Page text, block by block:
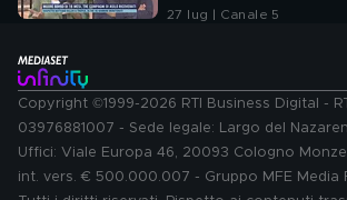
27 lug | Canale 5
Copyright ©1999-2026 RTI Business Digital -
03976881007 - Sede legale: Largo del
Uffici: Viale Europa 46, 20093 Cologno
int. vers. € 500.000.007 - Gruppo MFE Media